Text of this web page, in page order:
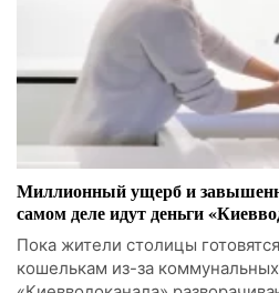
Миллионный ущерб и
самом деле идут деньги
Пока жители столицы
кошелькам из-за